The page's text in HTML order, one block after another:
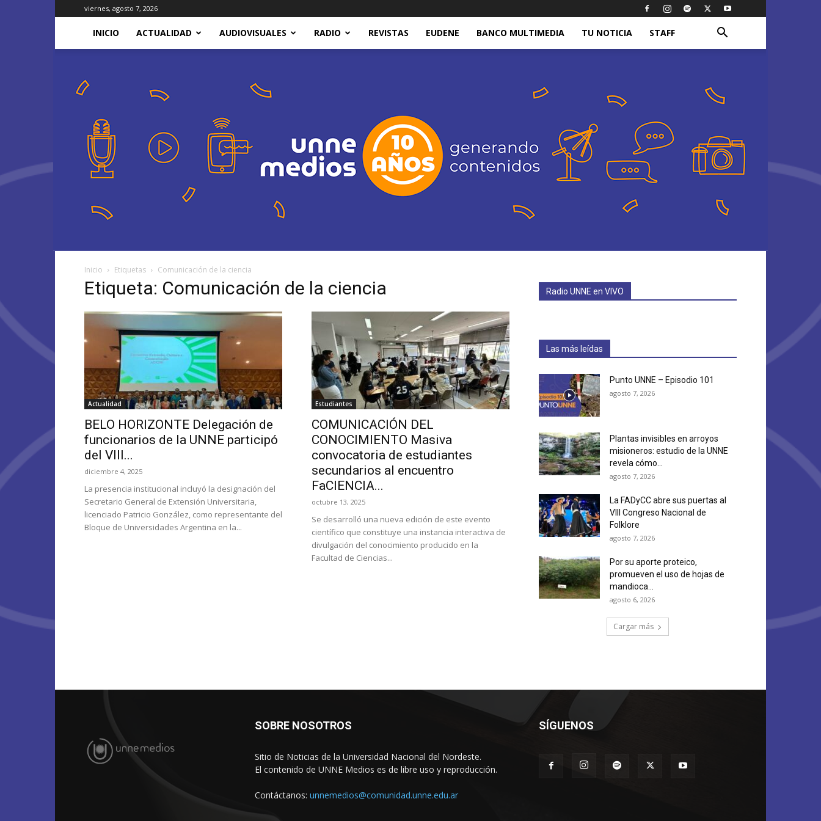
viernes, agosto 7, 2026
INICIO ACTUALIDAD AUDIOVISUALES RADIO REVISTAS EUDENE BANCO MULTIMEDIA TU NOTICIA STAFF
Unne
Inicio Etiquetas Comunicación de la ciencia
Etiqueta: Comunicación de la ciencia
Actualidad
BELO HORIZONTE Delegación de
funcionarios de la UNNE participó
del VIII...
diciembre 4, 2025
La presencia institucional incluyó la designación del
Secretario General de Extensión Universitaria,
licenciado Patricio González, como representante del
Bloque de Universidades Argentina en la...
Estudiantes
COMUNICACIÓN DEL
CONOCIMIENTO Masiva
convocatoria de estudiantes
secundarios al encuentro
FaCIENCIA...
octubre 13, 2025
Se desarrolló una nueva edición de este evento
científico que constituye una instancia interactiva de
divulgación del conocimiento producido en la
Facultad de Ciencias...
Radio UNNE en VIVO
Las más leídas
Punto UNNE – Episodio 101
agosto 7, 2026
Plantas invisibles en arroyos
misioneros: estudio de la UNNE
revela cómo...
agosto 7, 2026
La FADyCC abre sus puertas al
VIII Congreso Nacional de
Folklore
agosto 7, 2026
Por su aporte proteico,
promueven el uso de hojas de
mandioca...
agosto 6, 2026
Cargar más
SOBRE NOSOTROS
Sitio de Noticias de la Universidad Nacional del Nordeste.
El contenido de UNNE Medios es de libre uso y reproducción.
Contáctanos: unnemedios@comunidad.unne.edu.ar
SÍGUENOS